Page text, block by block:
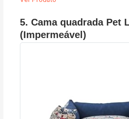
5. Cama quadrada Pet
(Impermeável)